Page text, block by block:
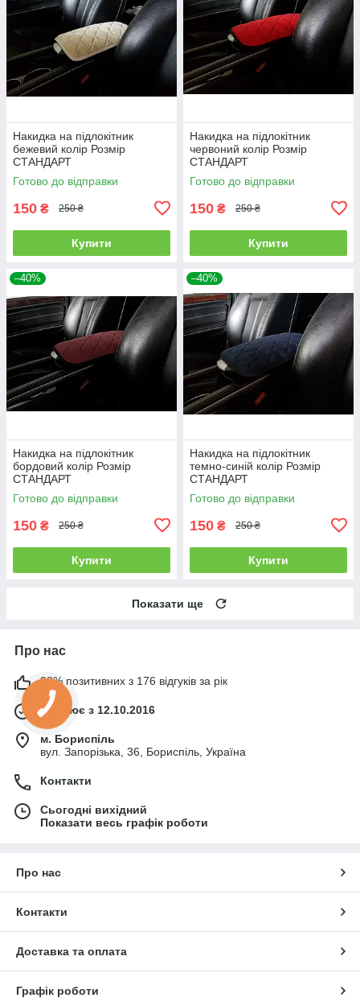
Накидка на підлокітник
бежевий колір Розмір
СТАНДАРТ
Готово до відправки
150 ₴ 250 ₴
Купити
Накидка на підлокітник
червоний колір Розмір
СТАНДАРТ
Готово до відправки
150 ₴ 250 ₴
Купити
–40%
Накидка на підлокітник
бордовий колір Розмір
СТАНДАРТ
Готово до відправки
150 ₴ 250 ₴
Купити
–40%
Накидка на підлокітник
темно-синій колір Розмір
СТАНДАРТ
Готово до відправки
150 ₴ 250 ₴
Купити
Показати ще
Про нас
98% позитивних з 176 відгуків за рік
Працює з 12.10.2016
м. Бориспіль
вул. Запорізька, 36, Бориспіль, Україна
Контакти
Сьогодні вихідний
Показати весь графік роботи
Про нас
Контакти
Доставка та оплата
Графік роботи